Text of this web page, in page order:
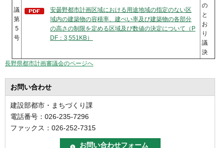
議
第
5
号
安曇野都市計画区域における用途地域の指定のない区
域内の建築物の容積率、建ぺい率及び建築物の各部分
の高さの制限を定める区域及び数値の決定について（P
DF：3,551KB）
の
と
お
り
議
決
長野県都市計画審議会のページへ
お問い合わせ
建設部都市・まちづくり課
電話番号：026-235-7296
ファックス：026-252-7315